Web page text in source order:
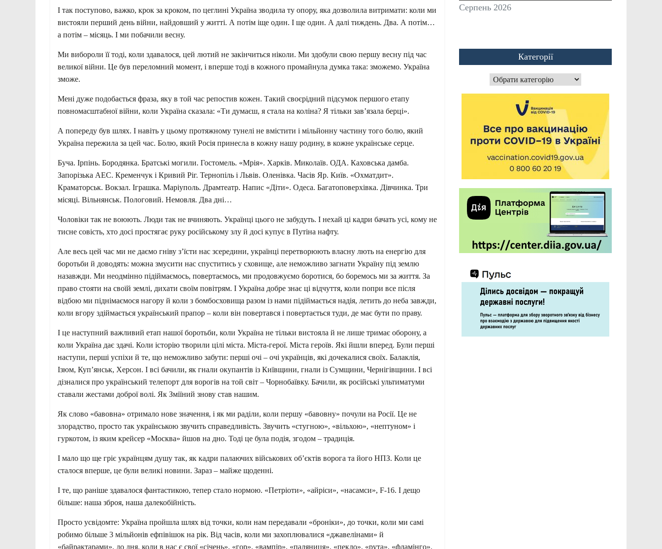
І так поступово, важко, крок за кроком, по цеглині Україна зводила ту опору, яка дозволила витримати: коли ми
вистояли перший день війни, найдовший у житті. А потім іще один. І ще один. А далі тиждень. Два. А потім…
а потім – місяць. І ми побачили весну.
Ми вибороли її тоді, коли здавалося, цей лютий не закінчиться ніколи. Ми здобули свою першу весну під час
великої війни. Це був переломний момент, і вперше тоді в кожного промайнула думка така: зможемо. Україна
зможе.
Мені дуже подобається фраза, яку в той час репостив кожен. Такий своєрідний підсумок першого етапу
повномасштабної війни, коли Україна сказала: «Ти думаєш, я стала на коліна? Я тільки зав’язала берці».
А попереду був шлях. І навіть у цьому протяжному тунелі не вмістити і мільйонну частину того болю, який
Україна пережила за цей час. Болю, який Росія принесла в кожну нашу родину, в кожне українське серце.
Буча. Ірпінь. Бородянка. Братські могили. Гостомель. «Мрія». Харків. Миколаїв. ОДА. Каховська дамба.
Запорізька АЕС. Кременчук і Кривий Ріг. Тернопіль і Львів. Оленівка. Часів Яр. Київ. «Охматдит».
Краматорськ. Вокзал. Іграшка. Маріуполь. Драмтеатр. Напис «Діти». Одеса. Багатоповерхівка. Дівчинка. Три
місяці. Вільнянськ. Пологовий. Немовля. Два дні…
Чоловіки так не воюють. Люди так не вчиняють. Українці цього не забудуть. І нехай ці кадри бачать усі, кому не
тисне совість, хто досі простягає руку російському злу й досі купує в Путіна нафту.
Але весь цей час ми не даємо гніву з’їсти нас зсередини, українці перетворюють власну лють на енергію для
боротьби й доводять: можна змусити нас спуститись у сховище, але неможливо загнати Україну під землю
назавжди. Ми неодмінно підіймаємось, повертаємось, ми продовжуємо боротися, бо боремось ми за життя. За
право стояти на своїй землі, дихати своїм повітрям. І Україна добре знає ці відчуття, коли попри все після
відбою ми піднімаємося нагору й коли з бомбосховища разом із нами підіймається надія, летить до неба завжди,
коли вгору здіймається український прапор – коли він повертався і повертається туди, де має бути по праву.
І це наступний важливий етап нашої боротьби, коли Україна не тільки вистояла й не лише тримає оборону, а
коли Україна дає здачі. Коли історію творили цілі міста. Міста-герої. Міста героїв. Які йшли вперед. Були перші
наступи, перші успіхи й те, що неможливо забути: перші очі – очі українців, які дочекалися своїх. Балаклія,
Ізюм, Куп’янськ, Херсон. І всі бачили, як гнали окупантів із Київщини, гнали із Сумщини, Чернігівщини. І всі
дізналися про український телепорт для ворогів на той світ – Чорнобаївку. Бачили, як російські ультиматуми
ставали жестами доброї волі. Як Зміїний знову став нашим.
Як слово «бавовна» отримало нове значення, і як ми раділи, коли першу «бавовну» почули на Росії. Це не
злорадство, просто так українською звучить справедливість. Звучить «стугною», «вільхою», «нептуном» і
гуркотом, із яким крейсер «Москва» йшов на дно. Тоді це була подія, згодом – традиція.
І мало що ще гріє українцям душу так, як кадри палаючих військових об’єктів ворога та його НПЗ. Коли це
сталося вперше, це були великі новини. Зараз – майже щоденні.
І те, що раніше здавалося фантастикою, тепер стало нормою. «Петріоти», «айріси», «насамси», F-16. І дещо
більше: наша зброя, наша далекобійність.
Просто усвідомте: Україна пройшла шлях від точки, коли нам передавали «броніки», до точки, коли ми самі
робимо більше 3 мільйонів ефпівішок на рік. Від часів, коли ми захоплювалися «джавелінами» й
«байрактарами», до дня, коли в нас є свої «січень», «гор», «вампір», «паляниця», «пекло», «рута», «фламінго».
Серпень 2026
Категорії
Категорії